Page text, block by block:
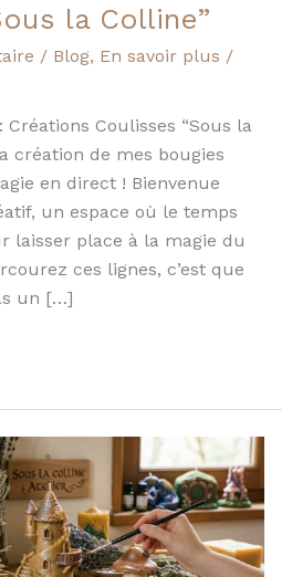
la Colline”
/ Blog, En savoir plus /
Créations Coulisses “Sous la
création de mes bougies
en direct ! Bienvenue
un espace où le temps
laisser place à la magie du
ces lignes, c’est que
un […]